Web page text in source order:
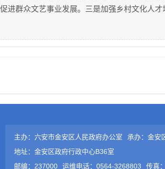
进群众文艺事业发展。三是加强乡村文化人
主办：六安市金安区人民政府办公室
承办：金安
地址：金安区政府行政中心B36室
邮编：237000
运维电话：0564-3268803 传真